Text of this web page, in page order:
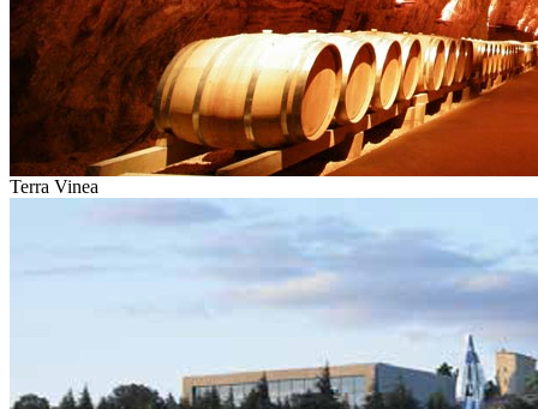
Terra Vinea